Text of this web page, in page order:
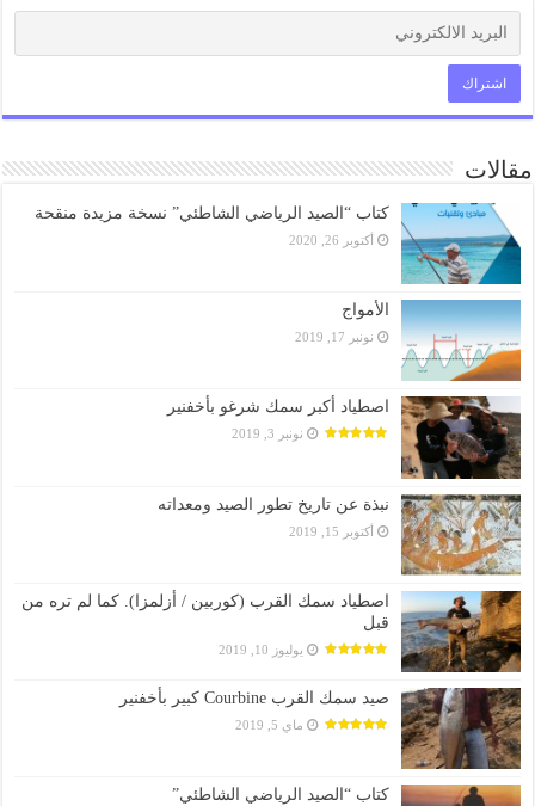
مقالات
كتاب “الصيد الرياضي الشاطئي” نسخة مزيدة منقحة
أكتوبر 26, 2020
الأمواج
نونبر 17, 2019
اصطياد أكبر سمك شرغو بأخفنير
نونبر 3, 2019
نبذة عن تاريخ تطور الصيد ومعداته
أكتوبر 15, 2019
اصطياد سمك القرب (كوربين / أزلمزا). كما لم تره من
قبل
يوليوز 10, 2019
صيد سمك القرب Courbine كبير بأخفنير
ماي 5, 2019
كتاب “الصيد الرياضي الشاطئي”